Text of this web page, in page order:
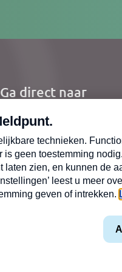
Ga direct naar
Home
Nieuws
Uitzendingen
Oproepen
Algemene voorwaarden